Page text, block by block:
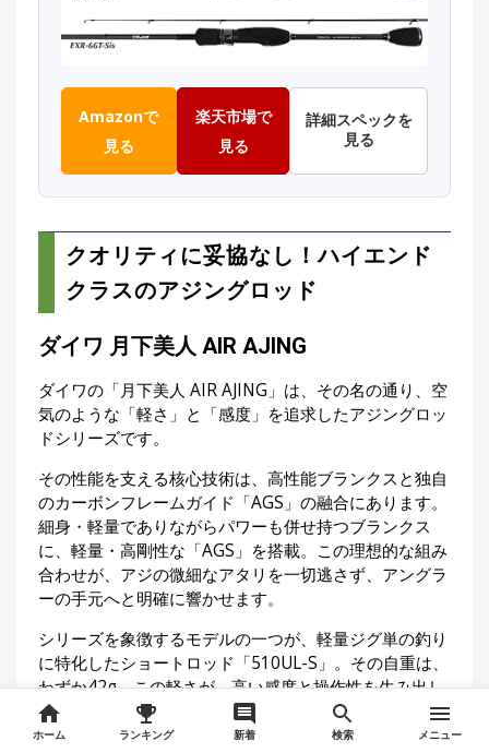
Amazonで
見る
楽天市場で
見る
詳細スペックを
見る
クオリティに妥協なし！ハイエンド
クラスのアジングロッド
ダイワ 月下美人 AIR AJING
ダイワの「月下美人 AIR AJING」は、その名の通り、空
気のような「軽さ」と「感度」を追求したアジングロッ
ドシリーズです。
その性能を支える核心技術は、高性能ブランクスと独自
のカーボンフレームガイド「AGS」の融合にあります。
細身・軽量でありながらパワーも併せ持つブランクス
に、軽量・高剛性な「AGS」を搭載。この理想的な組み
合わせが、アジの微細なアタリを一切逃さず、アングラ
ーの手元へと明確に響かせます。
シリーズを象徴するモデルの一つが、軽量ジグ単の釣り
に特化したショートロッド「510UL-S」。その自重は、
わずか42g。この軽さが、高い感度と操作性を生み出し
ています。
ホーム ランキング 新着 検索 メニュー